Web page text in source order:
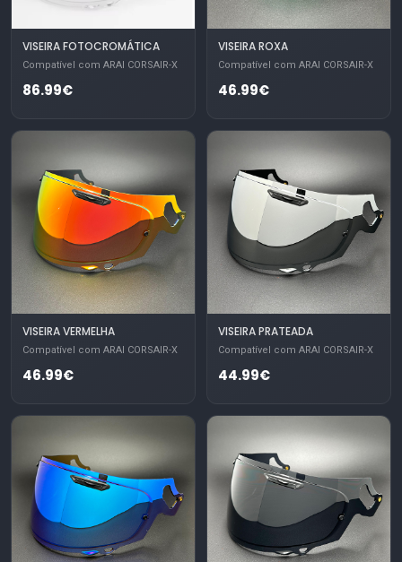
VISEIRA FOTOCROMÁTICA
Compatível com ARAI CORSAIR-X
86.99€
VISEIRA ROXA
Compatível com ARAI CORSAIR-X
46.99€
VISEIRA VERMELHA
Compatível com ARAI CORSAIR-X
46.99€
VISEIRA PRATEADA
Compatível com ARAI CORSAIR-X
44.99€